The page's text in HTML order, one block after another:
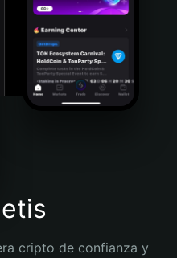
cripto de confianza y